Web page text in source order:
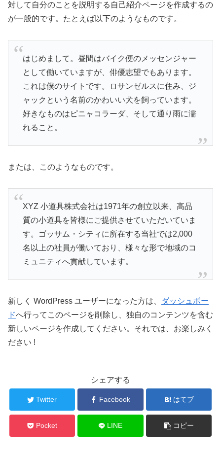
対して自分のことを説明する自己紹介ページを作成するの
が一般的です。たとえば以下のようなものです。
はじめまして。昼間はバイク便のメッセンジャー
として働いていますが、俳優志望でもあります。
これは僕のサイトです。ロサンゼルスに住み、ジ
ャックという名前のかわいい犬を飼っています。
好きなものはピニャコラーダ、そして通り雨に濡
れること。
または、このようなものです。
XYZ 小道具株式会社は1971年の創立以来、高品
質の小道具を皆様にご提供させていただいていま
す。ゴッサム・シティに所在する当社では2,000
名以上の社員が働いており、様々な形で地域のコ
ミュニティへ貢献しています。
新しく WordPress ユーザーになった方は、
ダッシュボー
ドへ行ってこのページを削除し、独自のコンテンツを含む
新しいページを作成してください。それでは、お楽しみく
ださい !
シェアする
Twitter Facebook はてブ
Pocket LINE コピー